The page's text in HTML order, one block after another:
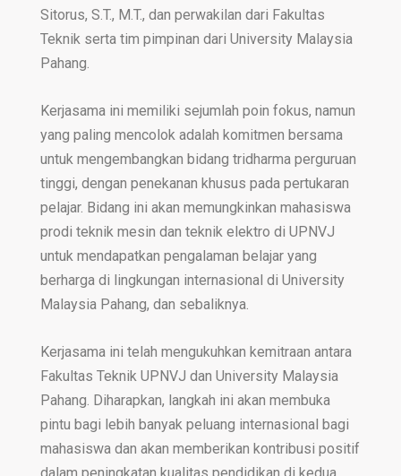
Sitorus, S.T., M.T., dan perwakilan dari Fakultas
Teknik serta tim pimpinan dari University Malaysia
Pahang.
Kerjasama ini memiliki sejumlah poin fokus, namun
yang paling mencolok adalah komitmen bersama
untuk mengembangkan bidang tridharma perguruan
tinggi, dengan penekanan khusus pada pertukaran
pelajar. Bidang ini akan memungkinkan mahasiswa
prodi teknik mesin dan teknik elektro di UPNVJ
untuk mendapatkan pengalaman belajar yang
berharga di lingkungan internasional di University
Malaysia Pahang, dan sebaliknya.
Kerjasama ini telah mengukuhkan kemitraan antara
Fakultas Teknik UPNVJ dan University Malaysia
Pahang. Diharapkan, langkah ini akan membuka
pintu bagi lebih banyak peluang internasional bagi
mahasiswa dan akan memberikan kontribusi positif